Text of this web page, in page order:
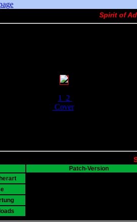
Spirit of
1 2
Cover
Patch-Version